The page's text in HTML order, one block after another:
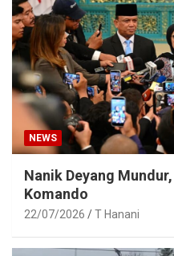
NEWS
Nanik Deyang
Komando
22/07/2026 T Hanani